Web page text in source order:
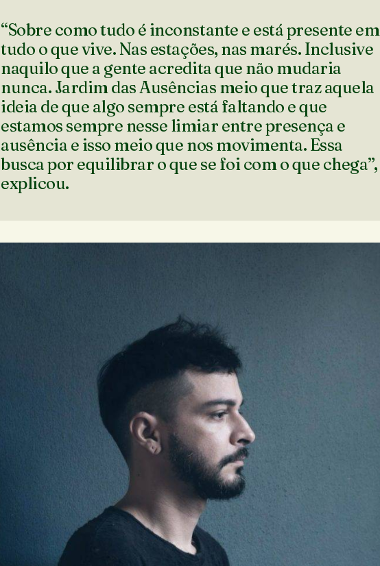
“Sobre como tudo é inconstante e está presente em
tudo o que vive. Nas estações, nas marés. Inclusive
naquilo que a gente acredita que não mudaria
nunca. Jardim das Ausências meio que traz aquela
ideia de que algo sempre está faltando e que
estamos sempre nesse limiar entre presença e
ausência e isso meio que nos movimenta. Essa
busca por equilibrar o que se foi com o que chega”,
explicou.